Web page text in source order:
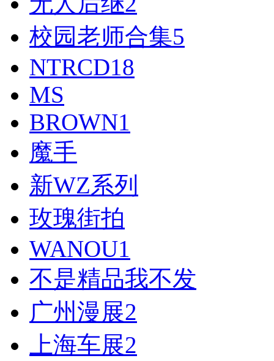
校园老师合集5
NTRCD18
MS
BROWN1
魔手
新WZ系列
玫瑰街拍
WANOU1
不是精品我不发
广州漫展2
上海车展2